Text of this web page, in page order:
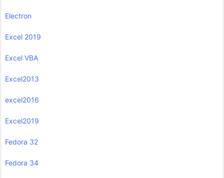
Electron
Excel 2019
Excel VBA
Excel2013
excel2016
Excel2019
Fedora 32
Fedora 34